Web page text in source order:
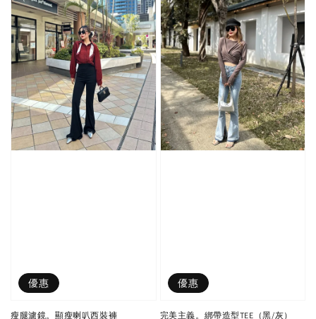
優惠
瘦腿濾鏡。顯瘦喇叭西裝褲
優惠
完美主義。綁帶造型TEE（黑/灰）